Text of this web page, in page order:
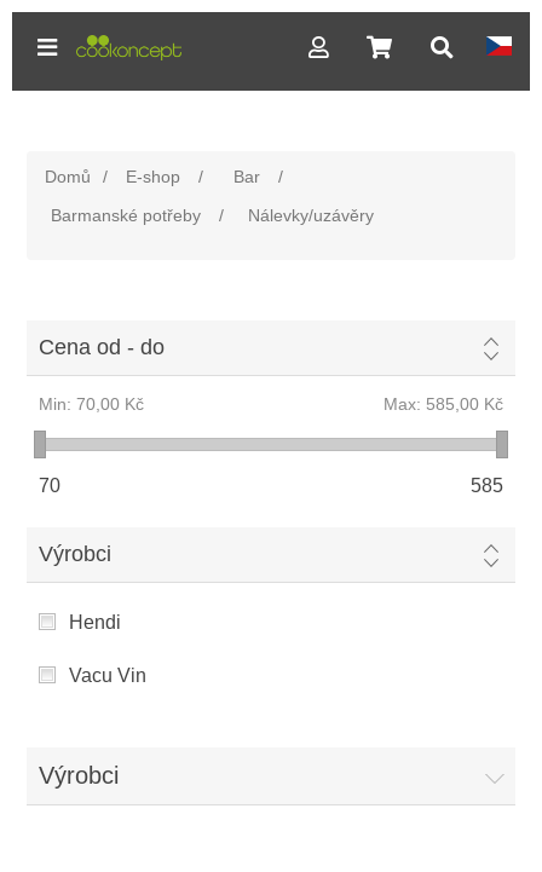
Domů / E-shop / Bar
/
Barmanské potřeby
/ Nálevky/uzávěry
Cena od - do
Min: 70,00 Kč Max: 585,00 Kč
70 585
Výrobci
Hendi
Vacu Vin
Výrobci